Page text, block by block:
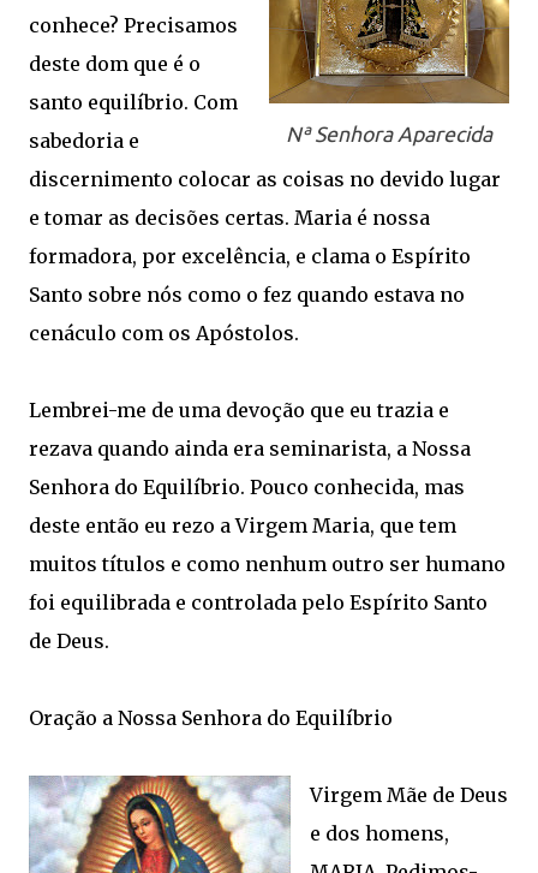
Nª Senhora Aparecida
conhece? Precisamos
deste dom que é o
santo equilíbrio. Com
sabedoria e
discernimento colocar as coisas no devido lugar
e tomar as decisões certas. Maria é nossa
formadora, por excelência, e clama o Espírito
Santo sobre nós como o fez quando estava no
cenáculo com os Apóstolos.
Lembrei-me de uma devoção que eu trazia e
rezava quando ainda era seminarista, a Nossa
Senhora do Equilíbrio. Pouco conhecida, mas
deste então eu rezo a Virgem Maria, que tem
muitos títulos e como nenhum outro ser humano
foi equilibrada e controlada pelo Espírito Santo
de Deus.
Oração a Nossa Senhora do Equilíbrio
Virgem Mãe de Deus
e dos homens,